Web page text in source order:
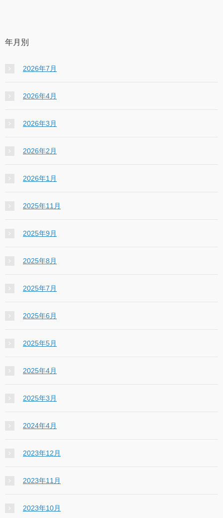
年月別
2026年7月
2026年4月
2026年3月
2026年2月
2026年1月
2025年11月
2025年9月
2025年8月
2025年7月
2025年6月
2025年5月
2025年4月
2025年3月
2024年4月
2023年12月
2023年11月
2023年10月